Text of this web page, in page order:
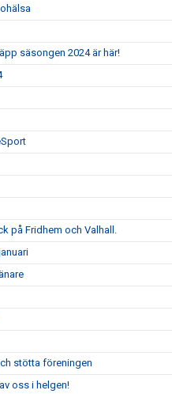
säsongen 2024 är här!
på Fridhem och Valhall.
stötta föreningen
oss i helgen!